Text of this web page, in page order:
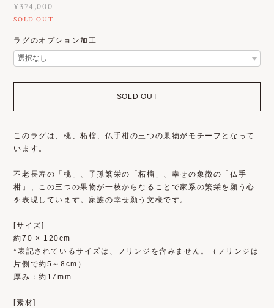
¥374,000
SOLD OUT
ラグのオプション加工
SOLD OUT
このラグは、桃、柘榴、仏手柑の三つの果物がモチーフとなって
います。
不老長寿の「桃」、子孫繁栄の「柘榴」、幸せの象徴の「仏手
柑」、この三つの果物が一枝からなることで家系の繁栄を願う心
を表現しています。家族の幸せ願う文様です。
[サイズ]
約70 × 120cm
*表記されているサイズは、フリンジを含みません。（フリンジは
片側で約5～8cm）
厚み：約17mm
[素材]